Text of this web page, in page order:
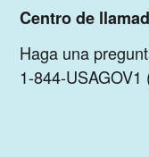
Centro de
Haga una
1-844-